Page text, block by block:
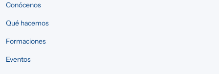
Conócenos
Qué hacemos
Formaciones
Eventos